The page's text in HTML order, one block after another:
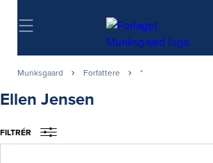
Søg
Munksgaard Forfattere *
Ellen Jensen
FILTRÉR